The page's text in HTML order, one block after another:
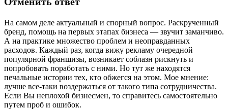
На самом деле актуальный и спорный вопрос. Раскрученный
бренд, помощь на первых этапах бизнеса — звучит заманчиво.
А на практике множество проблем и неоправданных
расходов. Каждый раз, когда вижу рекламу очередной
популярной франшизы, возникает соблазн рискнуть и
попробовать поработать с ними. Но тут же находятся
печальные истории тех, кто обжегся на этом. Мое мнение:
лучше все-таки воздержаться от такого типа сотрудничества.
Если Вы неплохой бизнесмен, то справитесь самостоятельно
путем проб и ошибок.